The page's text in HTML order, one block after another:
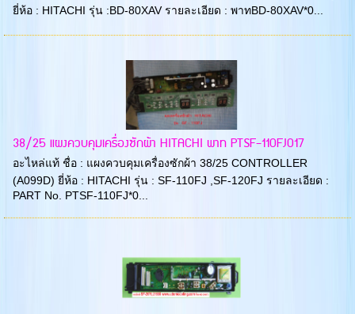
ยี่ห้อ : HITACHI รุ่น :BD-80XAV รายละเอียด : พาทBD-80XAV*0...
38/25 แผงควบคุมเครื่องซักผ้า HITACHI พาท PTSF-110FJ017
อะไหล่แท้ ชื่อ : แผงควบคุมเครื่องซักผ้า 38/25 CONTROLLER
(A099D) ยี่ห้อ : HITACHI รุ่น : SF-110FJ ,SF-120FJ รายละเอียด :
PART No. PTSF-110FJ*0...